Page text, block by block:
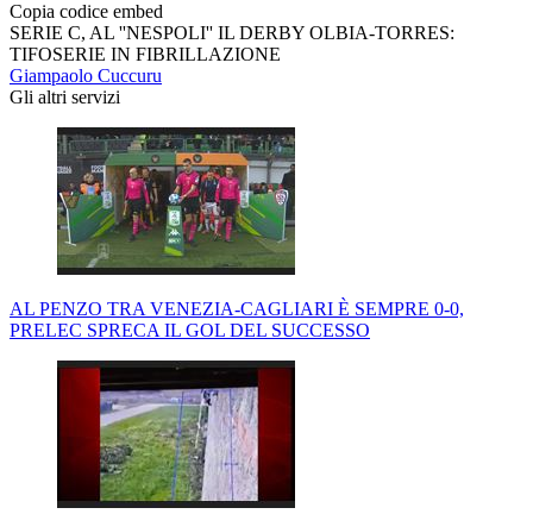
Copia codice embed
SERIE C, AL ''NESPOLI'' IL DERBY OLBIA-TORRES:
TIFOSERIE IN FIBRILLAZIONE
Giampaolo Cuccuru
Gli altri servizi
AL PENZO TRA VENEZIA-CAGLIARI È SEMPRE 0-0,
PRELEC SPRECA IL GOL DEL SUCCESSO